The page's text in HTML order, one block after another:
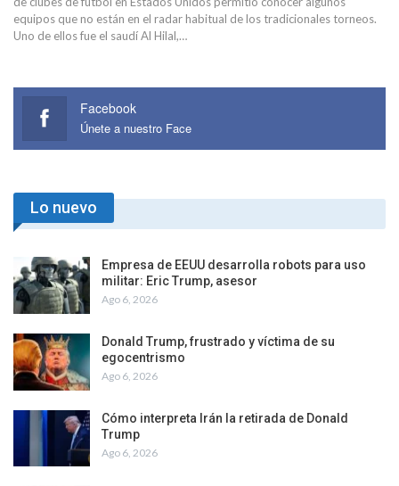
equipos que no están en el radar habitual de los tradicionales torneos.
Uno de ellos fue el saudí Al Hilal,…
Facebook
Únete a nuestro Face
Lo nuevo
Empresa de EEUU desarrolla robots para uso
militar: Eric Trump, asesor
Ago 6, 2026
Donald Trump, frustrado y víctima de su
egocentrismo
Ago 6, 2026
Cómo interpreta Irán la retirada de Donald
Trump
Ago 6, 2026